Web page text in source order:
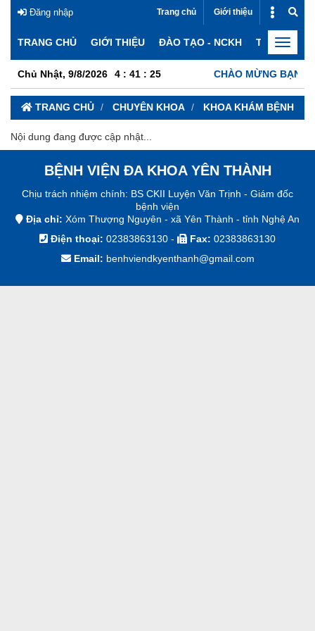
Đăng nhập Trang chủ Giới thiệu
Đào tạo - NCKH
TRANG CHỦ GIỚI THIỆU ĐÀO TẠO - NCKH TIN TỨCToggle
Chủ Nhật, 9/8/2026
4 : 41 : 25 CHÀO MỪNG BẠN
TRANG CHỦ CHUYÊN KHOA KHOA KHÁM BỆNH
Nội dung đang được cập nhật...
BỆNH VIỆN ĐA KHOA YÊN THÀNH
Chịu trách nhiệm chính: BS CKII Luyện Văn Trịnh - Giám đốc
bệnh viện
Địa chỉ: Xóm Thượng Nguyên - xã Yên Thành - tỉnh Nghệ An
Điện thoại: 02383863130 - Fax: 02383863130
Email: benhviendkyenthanh@gmail.com